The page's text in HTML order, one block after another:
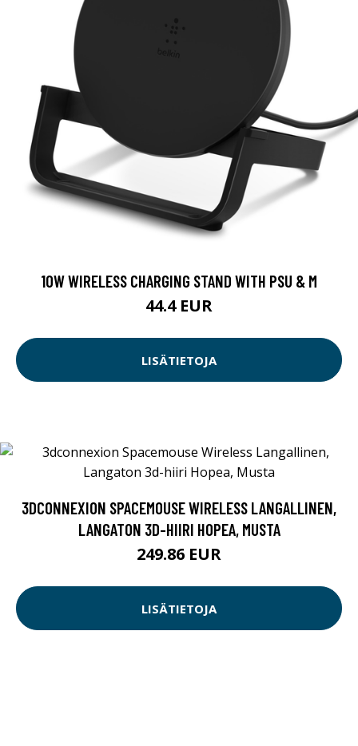
10W WIRELESS CHARGING STAND WITH PSU & M
44.4 EUR
LISÄTIETOJA
3DCONNEXION SPACEMOUSE WIRELESS LANGALLINEN,
LANGATON 3D-HIIRI HOPEA, MUSTA
249.86 EUR
LISÄTIETOJA